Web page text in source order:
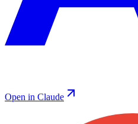
Open in Claude